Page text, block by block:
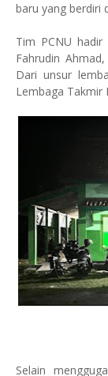
baru yang berdiri
Tim PCNU hadir
Fahrudin
Dari unsur
Lembaga Takmir
Selain